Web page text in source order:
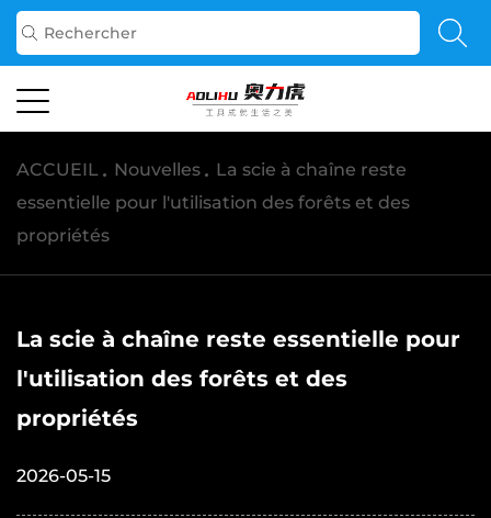
ACCUEIL / Nouvelles / La scie à chaîne reste
essentielle pour l'utilisation des forêts et des
propriétés
La scie à chaîne reste essentielle pour
l'utilisation des forêts et des
propriétés
2026-05-15